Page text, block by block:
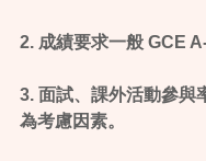
2. 成績要求一般 GCE
3. 面試、課外活動參與
為考慮因素。